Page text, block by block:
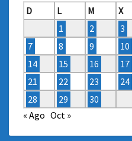
D
L M X
1
2 3
7
8 9 10
14
15 16 17
21
22 23 24
28
29
30
« Ago Oct »